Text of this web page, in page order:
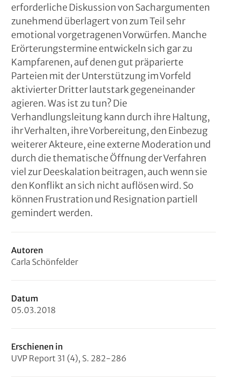
erforderliche Diskussion von Sachargumenten
zunehmend überlagert von zum Teil sehr
emotional vorgetragenen Vorwürfen. Manche
Erörterungstermine entwickeln sich gar zu
Kampfarenen, auf denen gut präparierte
Parteien mit der Unterstützung im Vorfeld
aktivierter Dritter lautstark gegeneinander
agieren. Was ist zu tun? Die
Verhandlungsleitung kann durch ihre Haltung,
ihr Verhalten, ihre Vorbereitung, den Einbezug
weiterer Akteure, eine externe Moderation und
durch die thematische Öffnung der Verfahren
viel zur Deeskalation beitragen, auch wenn sie
den Konflikt an sich nicht auflösen wird. So
können Frustration und Resignation partiell
gemindert werden.
Autoren
Carla Schönfelder
Datum
05.03.2018
Erschienen in
UVP Report 31 (4), S. 282-286